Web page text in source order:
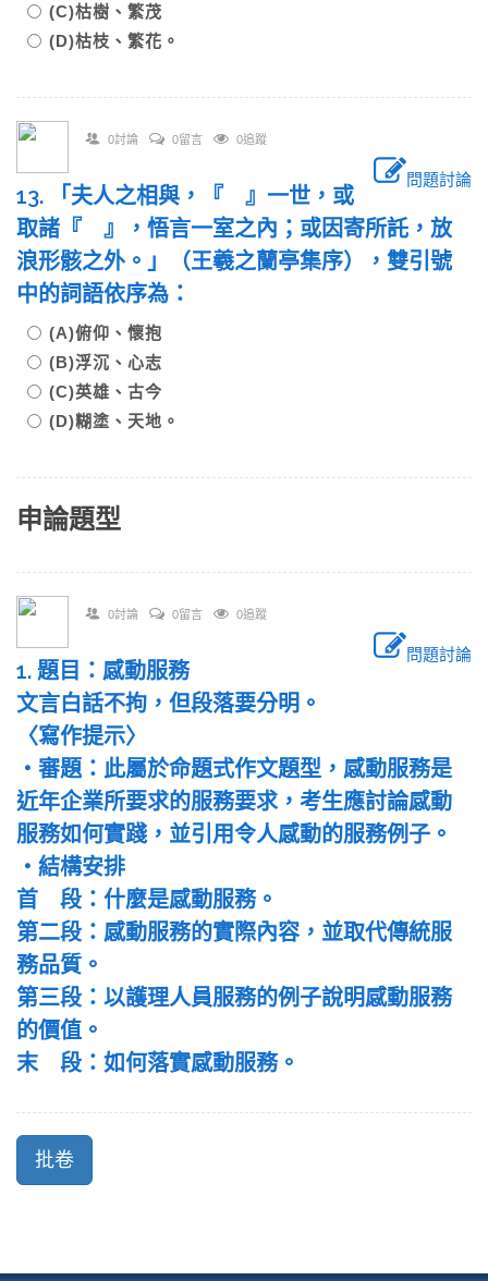
(C)枯樹、繁茂
(D)枯枝、繁花。
0討論 0留言 0追蹤
問題討論
13. 「夫人之相與，『 』一世，或
取諸『 』，悟言一室之內；或因寄所託，放
浪形骸之外。」（王羲之蘭亭集序），雙引號
中的詞語依序為：
(A)俯仰、懷抱
(B)浮沉、心志
(C)英雄、古今
(D)糊塗、天地。
申論題型
0討論 0留言 0追蹤
問題討論
1. 題目：感動服務
文言白話不拘，但段落要分明。
〈寫作提示〉
‧審題：此屬於命題式作文題型，感動服務是
近年企業所要求的服務要求，考生應討論感動
服務如何實踐，並引用令人感動的服務例子。
‧結構安排
首 段：什麼是感動服務。
第二段：感動服務的實際內容，並取代傳統服
務品質。
第三段：以護理人員服務的例子說明感動服務
的價值。
末 段：如何落實感動服務。